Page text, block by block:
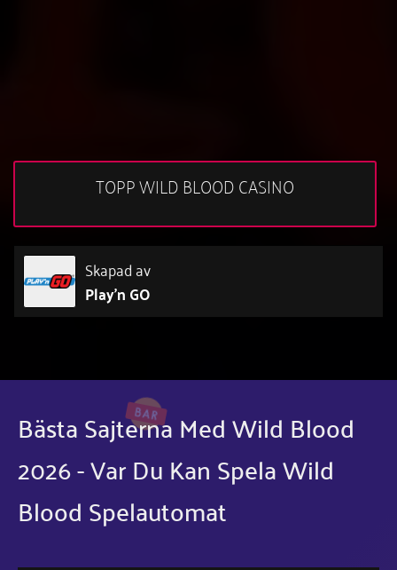
TOPP WILD BLOOD CASINO
Skapad av
Play'n GO
Bästa Sajterna Med Wild Blood
2026 - Var Du Kan Spela Wild
Blood Spelautomat